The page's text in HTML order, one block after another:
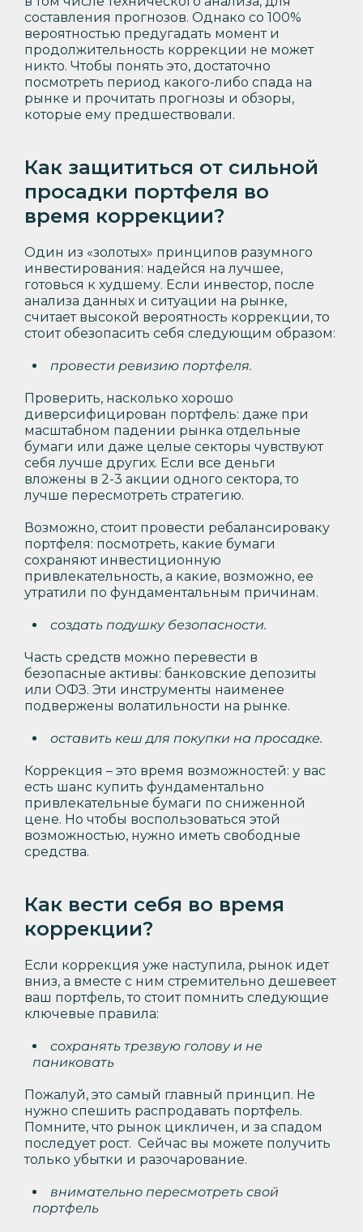
составления прогнозов. Однако со 100%
вероятностью предугадать момент и
продолжительность коррекции не может
никто. Чтобы понять это, достаточно
посмотреть период какого-либо спада на
рынке и прочитать прогнозы и обзоры,
которые ему предшествовали.
Как защититься от сильной
просадки портфеля во
время коррекции?
Один из «золотых» принципов разумного
инвестирования: надейся на лучшее,
готовься к худшему. Если инвестор, после
анализа данных и ситуации на рынке,
считает высокой вероятность коррекции, то
стоит обезопасить себя следующим образом:
провести ревизию портфеля.
Проверить, насколько хорошо
диверсифицирован портфель: даже при
масштабном падении рынка отдельные
бумаги или даже целые секторы чувствуют
себя лучше других. Если все деньги
вложены в 2-3 акции одного сектора, то
лучше пересмотреть стратегию.
Возможно, стоит провести ребалансироваку
портфеля: посмотреть, какие бумаги
сохраняют инвестиционную
привлекательность, а какие, возможно, ее
утратили по фундаментальным причинам.
создать подушку безопасности.
Часть средств можно перевести в
безопасные активы: банковские депозиты
или ОФЗ. Эти инструменты наименее
подвержены волатильности на рынке.
оставить кеш для покупки на просадке.
Коррекция – это время возможностей: у вас
есть шанс купить фундаментально
привлекательные бумаги по сниженной
цене. Но чтобы воспользоваться этой
возможностью, нужно иметь свободные
средства.
Как вести себя во время
коррекции?
Если коррекция уже наступила, рынок идет
вниз, а вместе с ним стремительно дешевеет
ваш портфель, то стоит помнить следующие
ключевые правила:
сохранять трезвую голову и не
паниковать
Пожалуй, это самый главный принцип. Не
нужно спешить распродавать портфель.
Помните, что рынок цикличен, и за спадом
последует рост. Сейчас вы можете получить
только убытки и разочарование.
внимательно пересмотреть свой
портфель